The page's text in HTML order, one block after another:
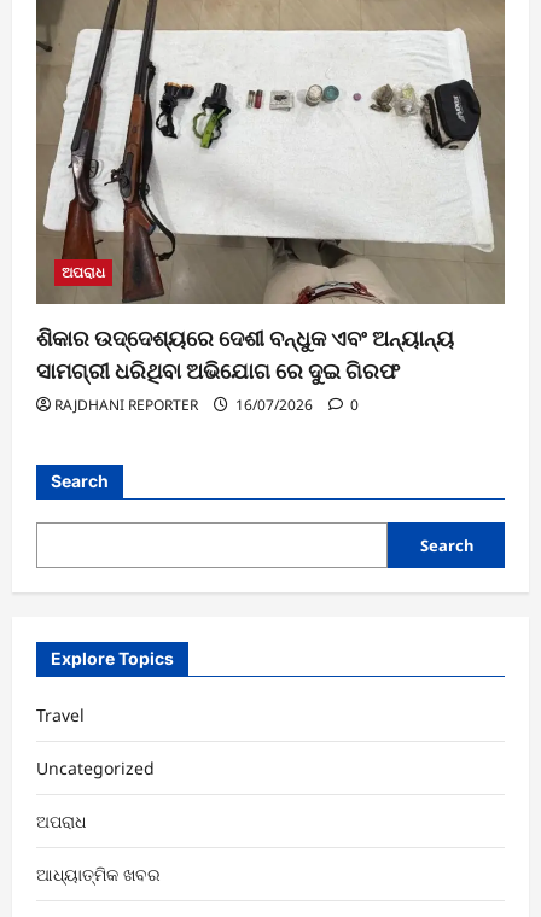
ଅପରାଧ
ଶିକାର ଉଦ୍ଦେଶ୍ୟରେ ଦେଶୀ ବନ୍ଧୁକ ଏବଂ ଅନ୍ୟାନ୍ୟ
ସାମଗ୍ରୀ ଧରିଥିବା ଅଭିଯୋଗ ରେ ଦୁଇ ଗିରଫ
RAJDHANI REPORTER 16/07/2026 0
Search
Search
Explore Topics
Travel
Uncategorized
ଅପରାଧ
ଆଧ୍ୟାତ୍ମିକ ଖବର